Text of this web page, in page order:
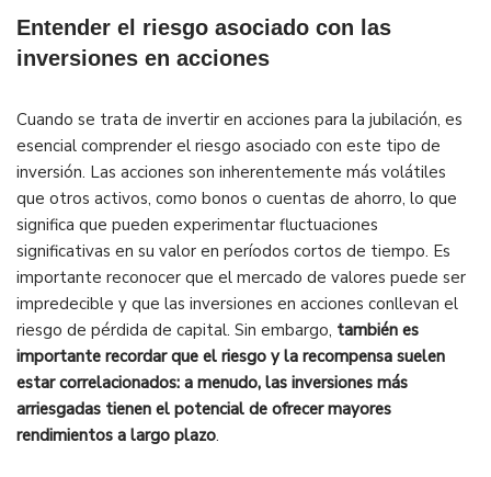
Entender el riesgo asociado con las
inversiones en acciones
Cuando se trata de invertir en acciones para la jubilación, es
esencial comprender el riesgo asociado con este tipo de
inversión. Las acciones son inherentemente más volátiles
que otros activos, como bonos o cuentas de ahorro, lo que
significa que pueden experimentar fluctuaciones
significativas en su valor en períodos cortos de tiempo. Es
importante reconocer que el mercado de valores puede ser
impredecible y que las inversiones en acciones conllevan el
riesgo de pérdida de capital. Sin embargo, también es
importante recordar que el riesgo y la recompensa suelen
estar correlacionados: a menudo, las inversiones más
arriesgadas tienen el potencial de ofrecer mayores
rendimientos a largo plazo.